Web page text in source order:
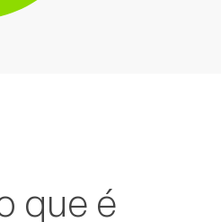
que é